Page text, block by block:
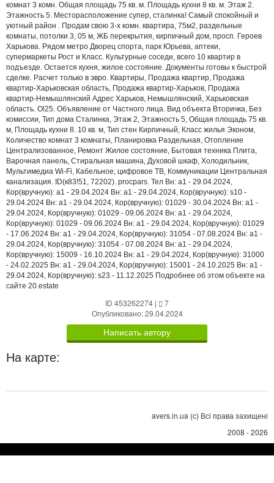
комнат 3 комн. Общая площадь 75 кв. м. Площадь кухни 8 кв. м. Этаж 2.
Этажность 5. Месторасположение супер, сталинка! Самый спокойный и
уютный район . Продам свою 3-х комн. квартира, 75м2, раздельные
комнаты, потолки 3, 05 м, ЖБ перекрытия, кирпичный дом, просп. Героев
Харькова. Рядом метро Дворец спорта, парк Юрьева, аптеки,
супермаркеты Рост и Класс. Культурные соседи, всего 10 квартир в
подъезде. Остается кухня, жилое состояние. Документы готовы к быстрой
сделке. Расчет только в эвро. Квартиры, Продажа квартир, Продажа
квартир-Харьковская область, Продажа квартир-Харьков, Продажа
квартир-Немышлянский Адрес Харьков, Немышлянский, Харьковская
область. Ol25. Объявление от Частного лица. Вид объекта Вторичка, Без
комиссии, Тип дома Сталинка, Этаж 2, Этажность 5, Общая площадь 75 кв.
м, Площадь кухни 8. 10 кв. м, Тип стен Кирпичный, Класс жилья Эконом,
Количество комнат 3 комнаты, Планировка Раздельная, Отопление
Централизованное, Ремонт Жилое состояние, Бытовая техника Плита,
Варочная панель, Стиральная машина, Духовой шкаф, Холодильник,
Мультимедиа Wi-Fi, Кабельное, цифровое ТВ, Коммуникации Центральная
канализация. ID(к83!51, 72202). procpars. Тел Вн: a1 - 29.04.2024,
Кор(вручную): a1 - 29.04.2024 Вн: a1 - 29.04.2024, Кор(вручную): s10 -
29.04.2024 Вн: a1 - 29.04.2024, Кор(вручную): 01029 - 30.04.2024 Вн: a1 -
29.04.2024, Кор(вручную): 01029 - 09.06.2024 Вн: a1 - 29.04.2024,
Кор(вручную): 01029 - 09.06.2024 Вн: a1 - 29.04.2024, Кор(вручную): 01029
- 17.06.2024 Вн: a1 - 29.04.2024, Кор(вручную): 31054 - 07.08.2024 Вн: a1 -
29.04.2024, Кор(вручную): 31054 - 07.08.2024 Вн: a1 - 29.04.2024,
Кор(вручную): 15009 - 16.10.2024 Вн: a1 - 29.04.2024, Кор(вручную): 31000
- 24.02.2025 Вн: a1 - 29.04.2024, Кор(вручную): 15001 - 24.10.2025 Вн: a1 -
29.04.2024, Кор(вручную): s23 - 11.12.2025 Подробнее об этом объекте на
сайте 20.estate
ID 453262274 |
7
Опубликовано: 29.04.2024
Написать автору
На карте:
avers.in.ua (с) Всі права захищені
2008 - 2026